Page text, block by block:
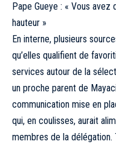
Pape Gueye : « Vous avez
hauteur »
En interne, plusieurs
qu’elles qualifient de
services autour de la
un proche parent de
communication mise en
qui, en coulisses, aurait
membres de la délégation.